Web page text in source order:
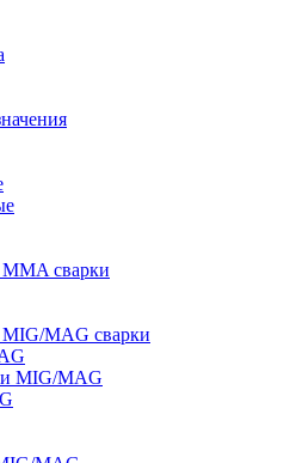
сварки
MIG/MAG сварки
MIG/MAG